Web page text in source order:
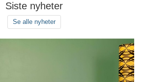
Siste nyheter
Se alle nyheter